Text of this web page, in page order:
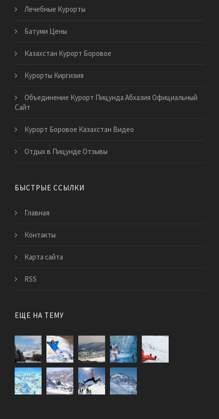
Лечебные Курорты
Батуми Цены
Казахстан Курорт Боровое
Курорты Киргизия
Объединение Курорт Пицунда Абхазия Официальный
Сайт
Курорт Боровое Казахстан Видео
Отдых в Пицунде Отзывы
БЫСТРЫЕ ССЫЛКИ
Главная
Контакты
Карта сайта
RSS
ЕЩЕ НА ТЕМУ